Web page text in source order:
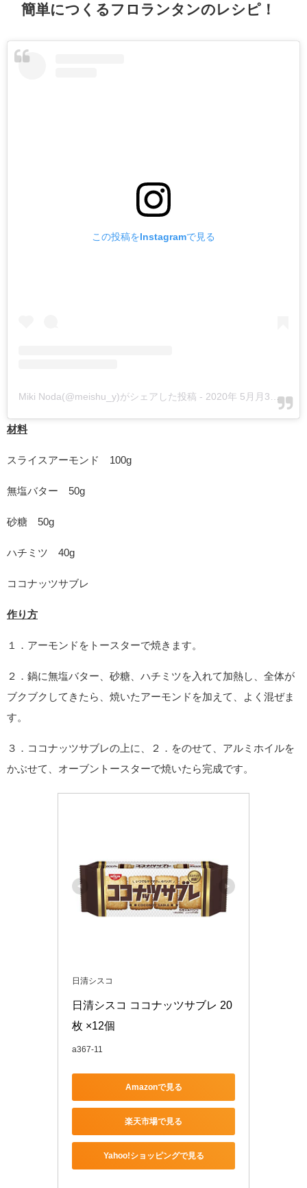
簡単につくるフロランタンのレシピ！
この投稿をInstagramで見る
Miki Noda(@meishu_y)がシェアした投稿 - 2020年 5月月3日午前1時17分PDT
材料
スライスアーモンド 100g
無塩バター 50g
砂糖 50g
ハチミツ 40g
ココナッツサブレ
作り方
１．アーモンドをトースターで焼きます。
２．鍋に無塩バター、砂糖、ハチミツを入れて加熱し、全体が
ブクブクしてきたら、焼いたアーモンドを加えて、よく混ぜま
す。
３．ココナッツサブレの上に、２．をのせて、アルミホイルを
かぶせて、オーブントースターで焼いたら完成です。
日清シスコ
日清シスコ ココナッツサブレ 20
枚 ×12個
a367-11
Amazonで見る
楽天市場で見る
Yahoo!ショッピングで見る